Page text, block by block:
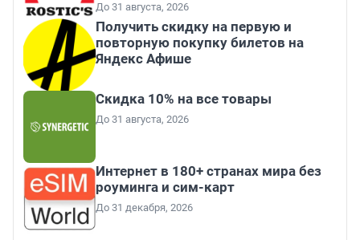
До 31 августа, 2026
Получить скидку на первую и
повторную покупку билетов на
Яндекс Афише
Скидка 10% на все товары
До 31 августа, 2026
Интернет в 180+ странах мира без
роуминга и сим-карт
До 31 декабря, 2026